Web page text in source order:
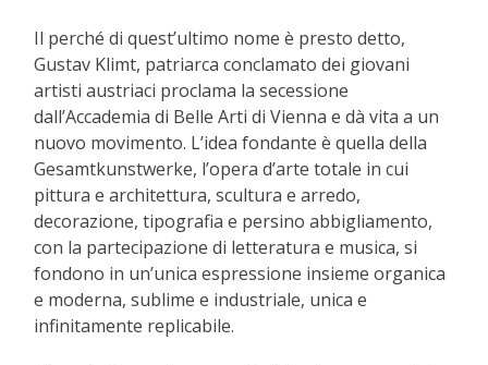
Il perché di quest’ultimo nome è presto detto,
Gustav Klimt, patriarca conclamato dei giovani
artisti austriaci proclama la secessione
dall’Accademia di Belle Arti di Vienna e dà vita a un
nuovo movimento. L’idea fondante è quella della
Gesamtkunstwerke, l’opera d’arte totale in cui
pittura e architettura, scultura e arredo,
decorazione, tipografia e persino abbigliamento,
con la partecipazione di letteratura e musica, si
fondono in un’unica espressione insieme organica
e moderna, sublime e industriale, unica e
infinitamente replicabile.